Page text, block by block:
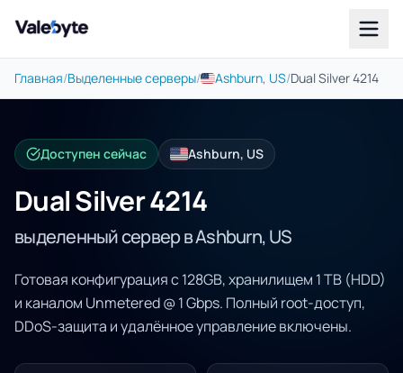
Valebyte
Главная/Выделенные серверы/ Ashburn, US/Dual Silver 4214
Доступен сейчас Ashburn, US
Dual Silver 4214
выделенный сервер в Ashburn, US
Готовая конфигурация с 128GB, хранилищем 1 TB (HDD)
и каналом Unmetered @ 1 Gbps. Полный root-доступ,
DDoS-защита и удалённое управление включены.